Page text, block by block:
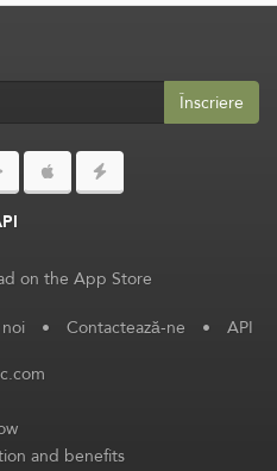
Înscriere
• Contactează-ne • API
and benefits